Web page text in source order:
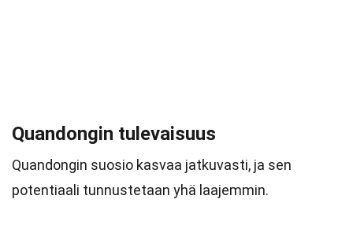
Quandongin tulevaisuus
Quandongin suosio kasvaa jatkuvasti, ja sen
potentiaali tunnustetaan yhä laajemmin.